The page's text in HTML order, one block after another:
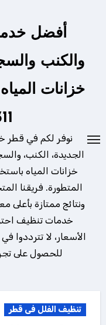
أفضل
والكنب
خزانات
نوفر لكم في قطر
الجديدة، الكنب،
خزانات المياه
المتطورة. فريقنا
ونتائج ممتازة بأعلى
خدمات تنظيف
للحصول على
تنظيف الفلل فى قطر